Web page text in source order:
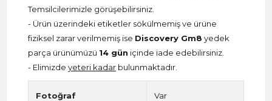
Temsilcilerimizle görüşebilirsiniz.
- Ürün üzerindeki etiketler sökülmemiş ve ürüne
fiziksel zarar verilmemiş ise Discovery Gm8 yedek
parça ürünümüzü 14 gün içinde iade edebilirsiniz.
- Elimizde yeteri kadar bulunmaktadır.
Fotoğraf Var